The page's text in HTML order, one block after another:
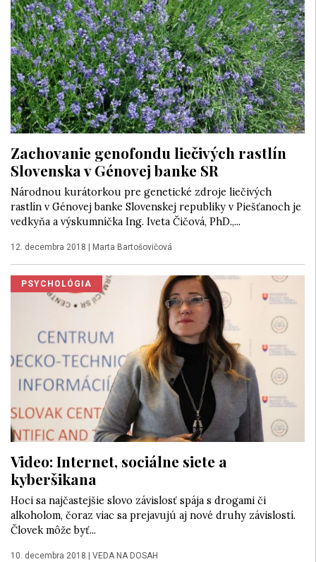
Zachovanie genofondu liečivých rastlín
Slovenska v Génovej banke SR
Národnou kurátorkou pre genetické zdroje liečivých
rastlín v Génovej banke Slovenskej republiky v Piešťanoch je
vedkyňa a výskumníčka Ing. Iveta Čičová, PhD.,...
12. decembra 2018 | Marta Bartošovičová
PSYCHOLÓGIA
Video: Internet, sociálne siete a
kyberšikana
Hoci sa najčastejšie slovo závislosť spája s drogami či
alkoholom, čoraz viac sa prejavujú aj nové druhy závislostí.
Človek môže byť...
10. decembra 2018 VEDA NA DOSAH